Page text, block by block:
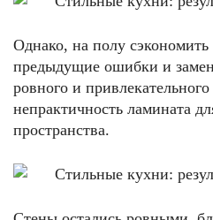
Однако, на полу
предыдущие ошибки и
ровного и
непрактичность ламината
пространства.